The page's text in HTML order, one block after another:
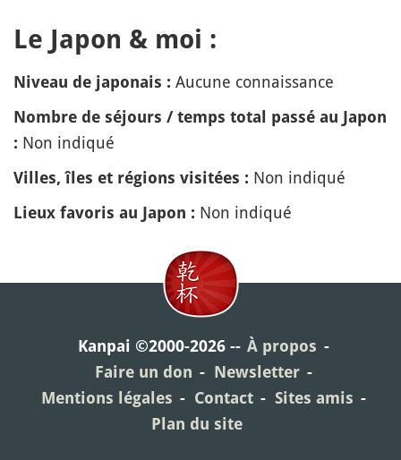
Le Japon & moi :
Niveau de japonais : Aucune connaissance
Nombre de séjours / temps total passé au Japon
: Non indiqué
Villes, îles et régions visitées : Non indiqué
Lieux favoris au Japon : Non indiqué
Kanpai ©2000-2026
À propos
Faire un don
Newsletter
Mentions légales
Contact
Sites amis
Plan du site